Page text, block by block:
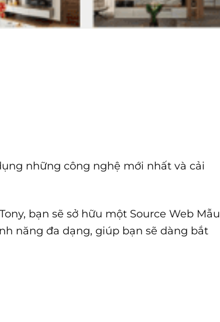
những công nghệ mới nhất và cải
bạn sẽ sở hữu một Source Web Mẫu
năng đa dạng, giúp bạn sẽ dàng bắt